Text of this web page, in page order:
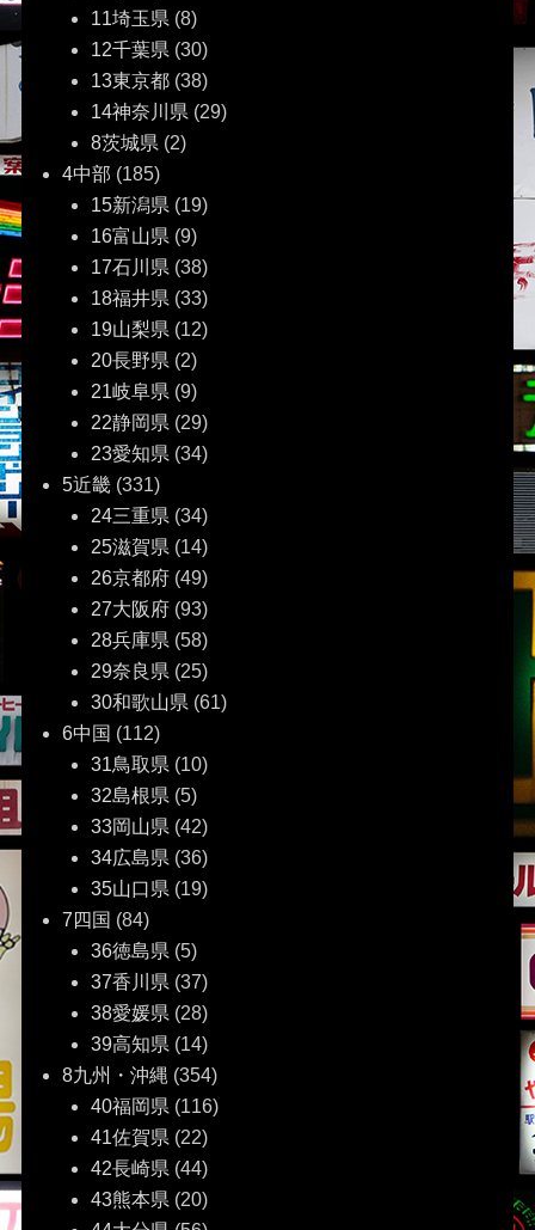
11埼玉県 (8)
12千葉県 (30)
13東京都(38)
14神奈川県 (29)
8茨城県 (2)
4中部 (185)
15新潟県 (19)
16富山県 (9)
17石川県 (38)
18福井県 (33)
19山梨県 (12)
20長野県 (2)
21岐阜県 (9)
22静岡県 (29)
23愛知県 (34)
5近畿(331)
24三重県 (34)
25滋賀県 (14)
26京都府(49)
27大阪府(93)
28兵庫県 (58)
29奈良県 (25)
30和歌山県 (61)
6中国 (112)
31鳥取県 (10)
32島根県 (5)
33岡山県 (42)
34広島県 (36)
35山口県 (19)
7四国 (84)
36徳島県 (5)
37香川県 (37)
38愛媛県 (28)
39高知県 (14)
8九州・沖縄 (354)
40福岡県 (116)
41佐賀県 (22)
42長崎県 (44)
43熊本県 (20)